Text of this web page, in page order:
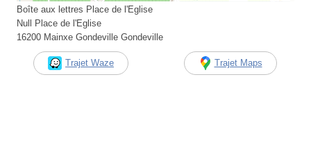
Boîte aux lettres Place de l'Eglise
Null Place de l'Eglise
16200 Mainxe Gondeville Gondeville
Trajet Waze Trajet Maps